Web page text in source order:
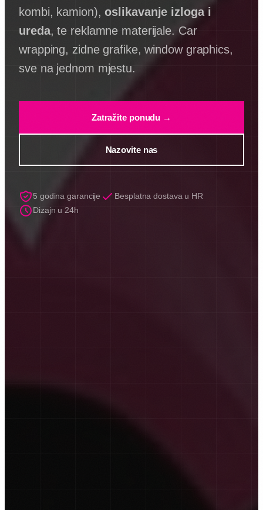
kombi, kamion),oslikavanje izloga i
ureda, te reklamne materijale. Car
wrapping, zidne grafike, window graphics,
sve na jednom mjestu.
Zatražite ponudu →
Nazovite nas
5 godina garancije
Besplatna dostava u HR
Dizajn u 24h